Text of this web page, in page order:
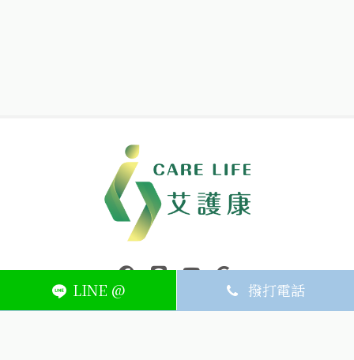
LINE @ 撥打電話
中壢醫療器材｜醫療器材補助｜出院醫療器材｜平鎮醫療器材｜艾
連結到facebook(另開視窗)
連結到Line(另開視窗)
連結到Youtube(另開視窗)
ABOUT